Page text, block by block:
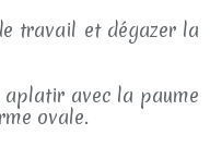
travail et dégazer la
aplatir avec la paume
ovale.